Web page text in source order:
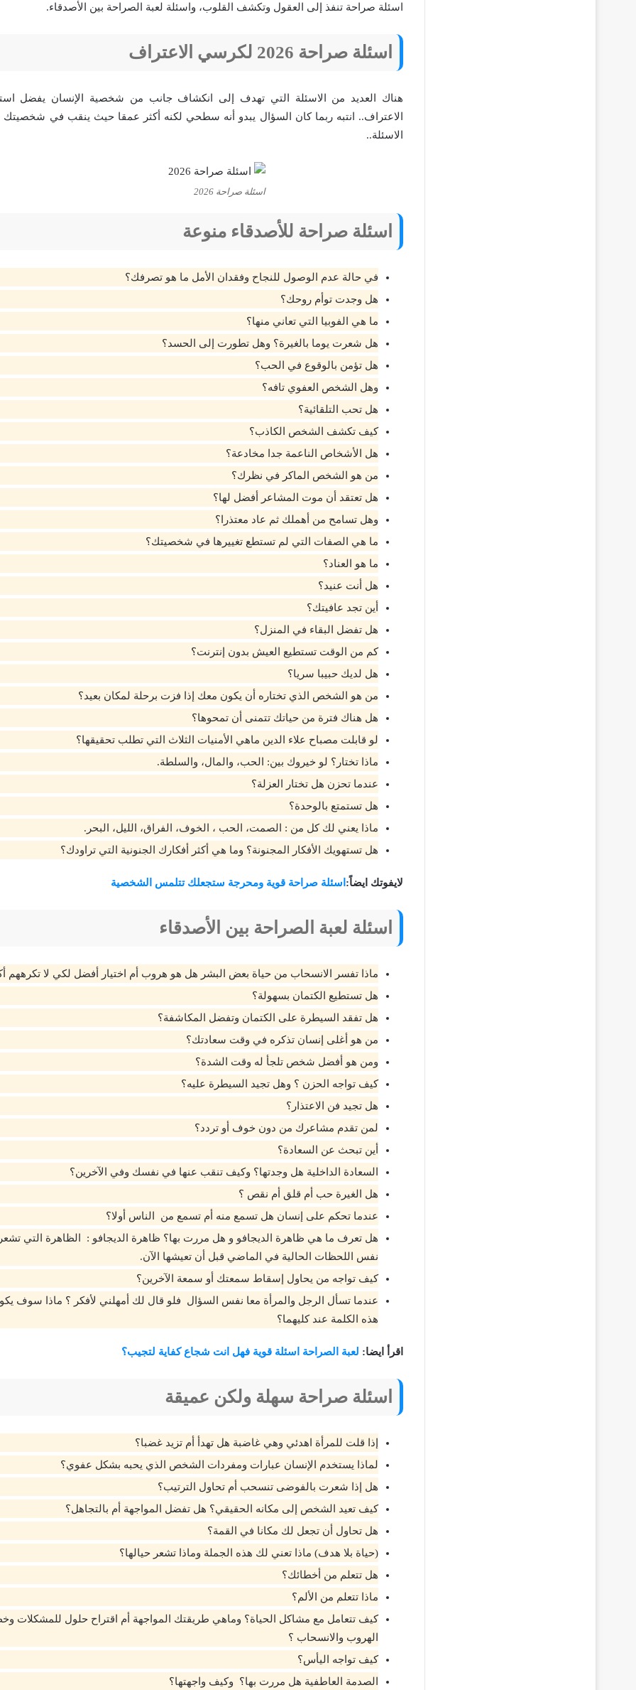
اسئلة صراحة تنفذ إلى العقول وتكشف القلوب، واسئلة لعبة الصراحة بين الأصدقاء.
اسئلة صراحة 2026 لكرسي الاعتراف
هناك العديد من الاسئلة التي تهدف إلى انكشاف جانب من شخصية الإنسان يفضل
الاعتراف.. انتبه ربما كان السؤال يبدو أنه سطحي لكنه أكثر عمقا حيث ينقب في
الاسئلة..
اسئلة صراحة 2026
اسئلة صراحة للأصدقاء منوعة
في حالة عدم الوصول للنجاح وفقدان الأمل ما هو تصرفك؟
هل وجدت توأم روحك؟
ما هي الفوبيا التي تعاني منها؟
هل شعرت يوما بالغيرة؟ وهل تطورت إلى الحسد؟
هل تؤمن بالوقوع في الحب؟
وهل الشخص العفوي تافه؟
هل تحب التلقائية؟
كيف تكشف الشخص الكاذب؟
هل الأشخاص الناعمة جدا مخادعة؟
من هو الشخص الماكر في نظرك؟
هل تعتقد أن موت المشاعر أفضل لها؟
وهل تسامح من أهملك ثم عاد معتذرا؟
ما هي الصفات التي لم تستطع تغييرها في شخصيتك؟
ما هو العناد؟
هل أنت عنيد؟
أين تجد عافيتك؟
هل تفضل البقاء في المنزل؟
كم من الوقت تستطيع العيش بدون إنترنت؟
هل لديك حبيبا سريا؟
من هو الشخص الذي تختاره أن يكون معك إذا فزت برحلة لمكان بعيد؟
هل هناك فترة من حياتك تتمنى أن تمحوها؟
لو قابلت مصباح علاء الدين ماهي الأمنيات الثلاث التي تطلب تحقيقها؟
ماذا تختار؟ لو خيروك بين: الحب، والمال، والسلطة.
عندما تحزن هل تختار العزلة؟
هل تستمتع بالوحدة؟
ماذا يعني لك كل من : الصمت، الحب ، الخوف، الفراق، الليل، البحر.
هل تستهويك الأفكار المجنونة؟ وما هي أكثر أفكارك الجنونية التي تراودك؟
لايفوتك ايضاً: اسئلة صراحة قوية ومحرجة ستجعلك تتلمس الشخصية
اسئلة لعبة الصراحة بين الأصدقاء
ماذا تفسر الانسحاب من حياة بعض البشر هل هو هروب أم اختيار أفضل لكي لا تكرههم
هل تستطيع الكتمان بسهولة؟
هل تفقد السيطرة على الكتمان وتفضل المكاشفة؟
من هو أغلى إنسان تذكره في وقت سعادتك؟
ومن هو أفضل شخص تلجأ له وقت الشدة؟
كيف تواجه الحزن ؟ وهل تجيد السيطرة عليه؟
هل تجيد فن الاعتذار؟
لمن تقدم مشاعرك من دون خوف أو تردد؟
أين تبحث عن السعادة؟
السعادة الداخلية هل وجدتها؟ وكيف تنقب عنها في نفسك وفي الآخرين؟
هل الغيرة حب أم قلق أم نقص ؟
عندما تحكم على إنسان هل تسمع منه أم تسمع من الناس أولا؟
هل تعرف ما هي ظاهرة الديجافو و هل مررت بها؟ ظاهرة الديجافو : الظاهرة التي
نفس اللحظات الحالية في الماضي قبل أن تعيشها الآن.
كيف تواجه من يحاول إسقاط سمعتك أو سمعة الآخرين؟
عندما تسأل الرجل والمرأة معا نفس السؤال فلو قال لك أمهلني لأفكر ؟ ماذا سوف
هذه الكلمة عند كليهما؟
اقرأ ايضا: لعبة الصراحة اسئلة قوية فهل انت شجاع كفاية لتجيب؟
اسئلة صراحة سهلة ولكن عميقة
إذا قلت للمرأة اهدئي وهي غاضبة هل تهدأ أم تزيد غضبا؟
لماذا يستخدم الإنسان عبارات ومفردات الشخص الذي يحبه بشكل عفوي؟
هل إذا شعرت بالفوضى تنسحب أم تحاول الترتيب؟
كيف تعيد الشخص إلى مكانه الحقيقي؟ هل تفضل المواجهة أم بالتجاهل؟
هل تحاول أن تجعل لك مكانا في القمة؟
(حياة بلا هدف) ماذا تعني لك هذه الجملة وماذا تشعر حيالها؟
هل تتعلم من أخطائك؟
ماذا تتعلم من الألم؟
كيف تتعامل مع مشاكل الحياة؟ وماهي طريقتك المواجهة أم اقتراح حلول للمشكلات
الهروب والانسحاب ؟
كيف تواجه اليأس؟
الصدمة العاطفية هل مررت بها؟ وكيف واجهتها؟